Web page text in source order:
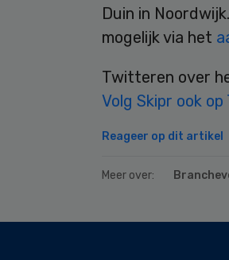
Duin in
mogelijk via het
Twitteren over
Volg Skipr ook
Reageer op dit artikel
Meer over: